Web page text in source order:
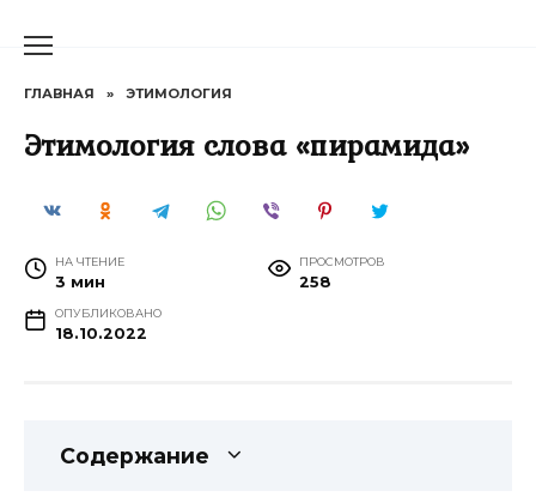
ГЛАВНАЯ » ЭТИМОЛОГИЯ
Этимология слова «пирамида»
НА ЧТЕНИЕ
3 мин
ПРОСМОТРОВ
258
ОПУБЛИКОВАНО
18.10.2022
Содержание